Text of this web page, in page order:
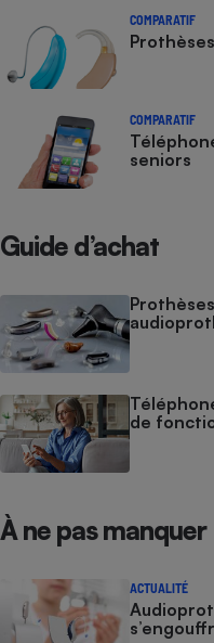
COMPARATIF
COMPARATIF
seniors
Guide d’achat
de
À ne pas manquer
ACTUALITÉ